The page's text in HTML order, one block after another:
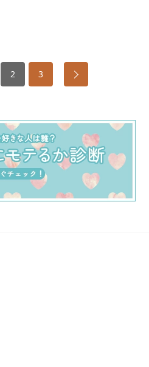
2 3